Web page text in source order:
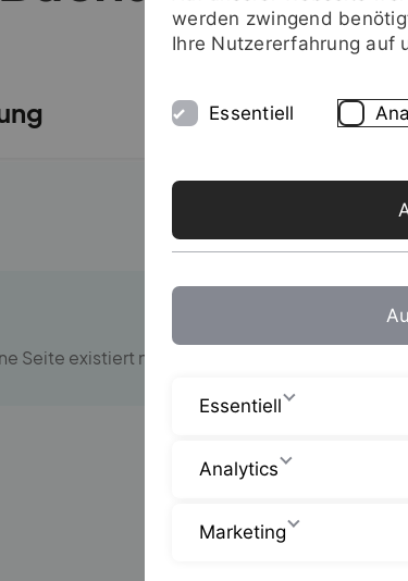
werden zwingend
Ihre Nutzererfahrung auf
Essentiell
Essentiell
Analytics
Marketing